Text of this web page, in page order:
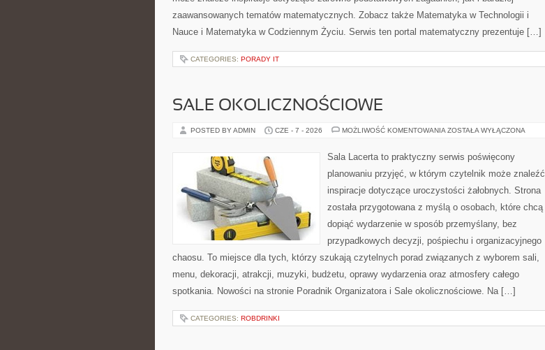
zaawansowanych tematów matematycznych. Zobacz także Matematyka w Technologii i
Nauce i Matematyka w Codziennym Życiu. Serwis ten portal matematyczny prezentuje […]
CATEGORIES: PORADY IT
SALE OKOLICZNOŚCIOWE
POSTED BY ADMIN CZE - 7 - 2026 MOŻLIWOŚĆ KOMENTOWANIA SALE
ZOSTAŁA WYŁĄCZONA
Sala Lacerta to praktyczny serwis poświęcony
planowaniu przyjęć, w którym czytelnik może znaleźć
inspiracje dotyczące uroczystości żałobnych. Strona
została przygotowana z myślą o osobach, które chcą
dopiąć wydarzenie w sposób przemyślany, bez
przypadkowych decyzji, pośpiechu i organizacyjnego
chaosu. To miejsce dla tych, którzy szukają czytelnych porad związanych z wyborem sali,
menu, dekoracji, atrakcji, muzyki, budżetu, oprawy wydarzenia oraz atmosfery całego
spotkania. Nowości na stronie Poradnik Organizatora i Sale okolicznościowe. Na […]
CATEGORIES: ROBDRINKI